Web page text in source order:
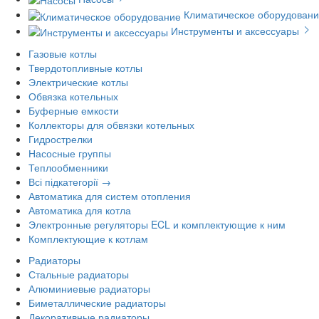
Климатическое
Инструменты и аксессуары
Газовые котлы
Твердотопливные котлы
Электрические котлы
Обвязка котельных
Буферные емкости
Коллекторы для обвязки котельных
Гидрострелки
Насосные группы
Теплообменники
Всі підкатегорії →
Автоматика для систем отопления
Автоматика для котла
Электронные регуляторы ECL и комплектующие к ним
Комплектующие к котлам
Радиаторы
Стальные радиаторы
Алюминиевые радиаторы
Биметаллические радиаторы